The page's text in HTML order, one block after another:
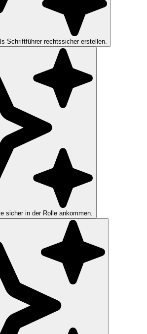
Schriftführer rechtssicher erstellen.
sicher in der Rolle ankommen.